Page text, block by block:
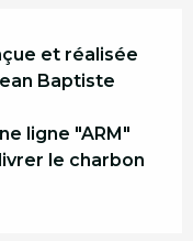
et réalisée
Baptiste
ligne "ARM"
le charbon